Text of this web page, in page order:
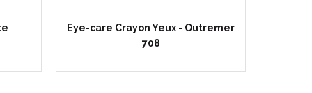
Eye-care Crayon Yeux - Outremer
708